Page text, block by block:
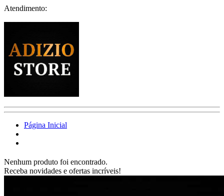
Atendimento:
Página Inicial
Nenhum produto foi encontrado.
Receba novidades e ofertas incríveis!